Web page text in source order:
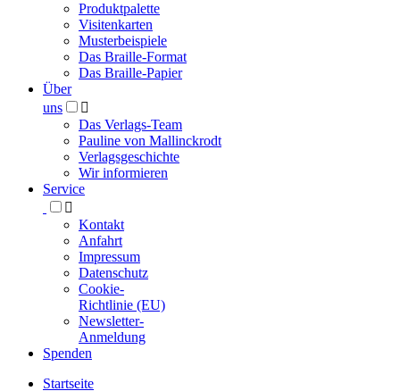
Produktpalette
Visitenkarten
Musterbeispiele
Das Braille-Format
Das Braille-Papier
Über
uns

Das Verlags-Team
Pauline von Mallinckrodt
Verlagsgeschichte
Wir informieren
Service

Kontakt
Anfahrt
Impressum
Datenschutz
Cookie-
Richtlinie (EU)
Newsletter-
Anmeldung
Spenden
Startseite